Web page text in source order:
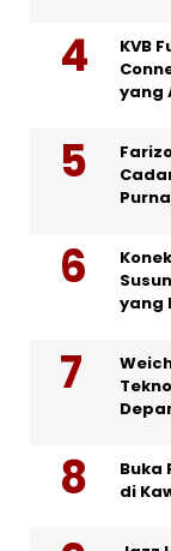
KVB
yang
yang
Buka
di